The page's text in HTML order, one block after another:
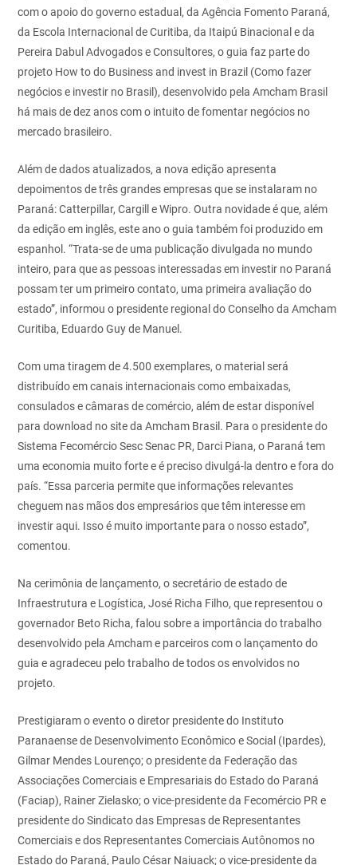
com o apoio do governo estadual, da Agência Fomento Paraná,
da Escola Internacional de Curitiba, da Itaipú Binacional e da
Pereira Dabul Advogados e Consultores, o guia faz parte do
projeto How to do Business and invest in Brazil (Como fazer
negócios e investir no Brasil), desenvolvido pela Amcham Brasil
há mais de dez anos com o intuito de fomentar negócios no
mercado brasileiro.
Além de dados atualizados, a nova edição apresenta
depoimentos de três grandes empresas que se instalaram no
Paraná: Catterpillar, Cargill e Wipro. Outra novidade é que, além
da edição em inglês, este ano o guia também foi produzido em
espanhol. “Trata-se de uma publicação divulgada no mundo
inteiro, para que as pessoas interessadas em investir no Paraná
possam ter um primeiro contato, uma primeira avaliação do
estado”, informou o presidente regional do Conselho da Amcham
Curitiba, Eduardo Guy de Manuel.
Com uma tiragem de 4.500 exemplares, o material será
distribuído em canais internacionais como embaixadas,
consulados e câmaras de comércio, além de estar disponível
para download no site da Amcham Brasil. Para o presidente do
Sistema Fecomércio Sesc Senac PR, Darci Piana, o Paraná tem
uma economia muito forte e é preciso divulgá-la dentro e fora do
país. “Essa parceria permite que informações relevantes
cheguem nas mãos dos empresários que têm interesse em
investir aqui. Isso é muito importante para o nosso estado”,
comentou.
Na cerimônia de lançamento, o secretário de estado de
Infraestrutura e Logística, José Richa Filho, que representou o
governador Beto Richa, falou sobre a importância do trabalho
desenvolvido pela Amcham e parceiros com o lançamento do
guia e agradeceu pelo trabalho de todos os envolvidos no
projeto.
Prestigiaram o evento o diretor presidente do Instituto
Paranaense de Desenvolvimento Econômico e Social (Ipardes),
Gilmar Mendes Lourenço; o presidente da Federação das
Associações Comerciais e Empresariais do Estado do Paraná
(Faciap), Rainer Zielasko; o vice-presidente da Fecomércio PR e
presidente do Sindicato das Empresas de Representantes
Comerciais e dos Representantes Comerciais Autônomos no
Estado do Paraná, Paulo César Naiuack; o vice-presidente da